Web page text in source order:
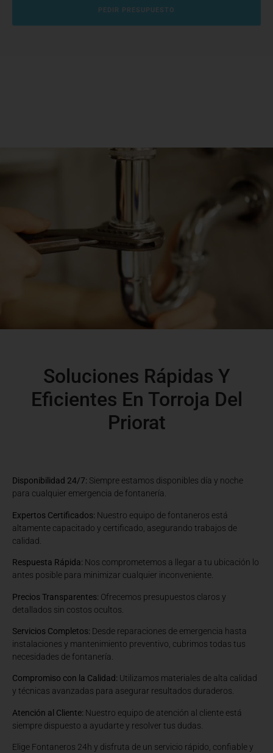
PEDIR PRESUPUESTO
Soluciones Rápidas Y
Eficientes En Torroja Del
Priorat
Disponibilidad 24/7: Siempre estamos disponibles día y noche
para cualquier emergencia de fontanería.
Expertos Certificados: Nuestro equipo de fontaneros está
altamente capacitado y certificado, asegurando trabajos de
calidad.
Respuesta Rápida: Nos comprometemos a llegar a tu ubicación lo
antes posible para minimizar cualquier inconveniente.
Precios Transparentes: Ofrecemos presupuestos claros y
detallados sin costos ocultos.
Servicios Completos: Desde reparaciones de emergencia hasta
instalaciones y mantenimiento preventivo, cubrimos todas tus
necesidades de fontanería.
Compromiso con la Calidad: Utilizamos materiales de alta calidad
y técnicas avanzadas para asegurar resultados duraderos.
Atención al Cliente: Nuestro equipo de atención al cliente está
siempre dispuesto a ayudarte y resolver tus dudas.
Elige Fontaneros 24h y disfruta de un servicio rápido, confiable y